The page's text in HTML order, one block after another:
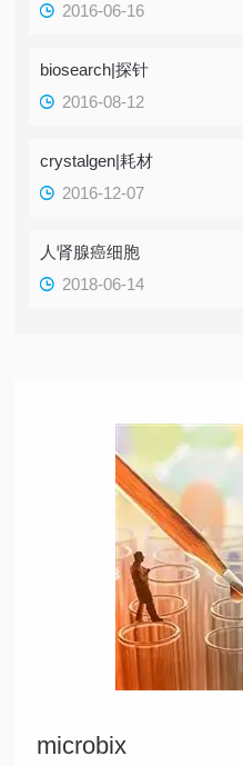
2016-06-16
biosearch|探针
2016-08-12
crystalgen|耗材
2016-12-07
人肾腺癌细胞
2018-06-14
microbix